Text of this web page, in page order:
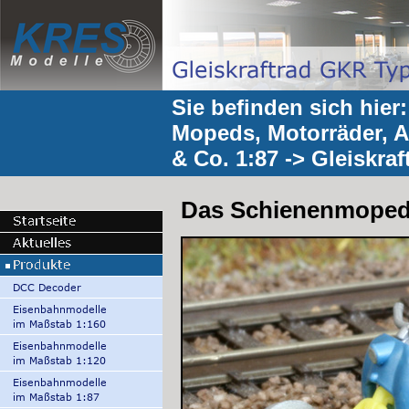
Sie befinden sich
Mopeds, Motorräder,
& Co. 1:87 ->
Das